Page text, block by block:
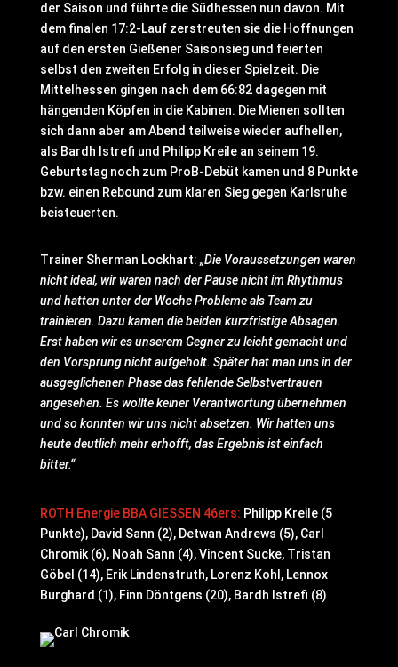
der Saison und führte die Südhessen nun davon. Mit
dem finalen 17:2-Lauf zerstreuten sie die Hoffnungen
auf den ersten Gießener Saisonsieg und feierten
selbst den zweiten Erfolg in dieser Spielzeit. Die
Mittelhessen gingen nach dem 66:82 dagegen mit
hängenden Köpfen in die Kabinen. Die Mienen sollten
sich dann aber am Abend teilweise wieder aufhellen,
als Bardh Istrefi und Philipp Kreile an seinem 19.
Geburtstag noch zum ProB-Debüt kamen und 8 Punkte
bzw. einen Rebound zum klaren Sieg gegen Karlsruhe
beisteuerten.
Trainer Sherman Lockhart: „Die Voraussetzungen waren
nicht ideal, wir waren nach der Pause nicht im Rhythmus
und hatten unter der Woche Probleme als Team zu
trainieren. Dazu kamen die beiden kurzfristige Absagen.
Erst haben wir es unserem Gegner zu leicht gemacht und
den Vorsprung nicht aufgeholt. Später hat man uns in der
ausgeglichenen Phase das fehlende Selbstvertrauen
angesehen. Es wollte keiner Verantwortung übernehmen
und so konnten wir uns nicht absetzen. Wir hatten uns
heute deutlich mehr erhofft, das Ergebnis ist einfach
bitter.“
ROTH Energie BBA GIESSEN 46ers: Philipp Kreile (5
Punkte), David Sann (2), Detwan Andrews (5), Carl
Chromik (6), Noah Sann (4), Vincent Sucke, Tristan
Göbel (14), Erik Lindenstruth, Lorenz Kohl, Lennox
Burghard (1), Finn Döntgens (20), Bardh Istrefi (8)